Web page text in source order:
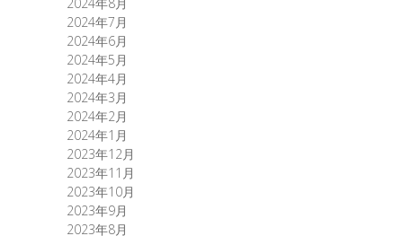
2024年7月
2024年6月
2024年5月
2024年4月
2024年3月
2024年2月
2024年1月
2023年12月
2023年11月
2023年10月
2023年9月
2023年8月